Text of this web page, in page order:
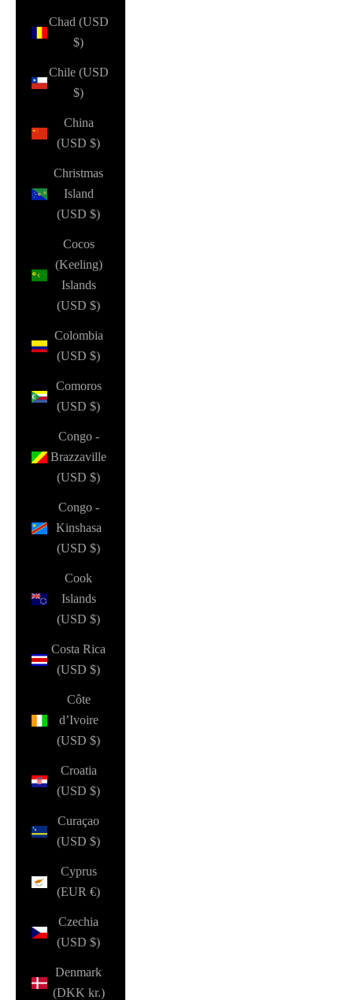
Chad (USD
$)
Chile (USD
$)
China
(USD $)
Christmas
Island
(USD $)
Cocos
(Keeling)
Islands
(USD $)
Colombia
(USD $)
Comoros
(USD $)
Congo -
Brazzaville
(USD $)
Congo -
Kinshasa
(USD $)
Cook
Islands
(USD $)
Costa Rica
(USD $)
Côte
d’Ivoire
(USD $)
Croatia
(USD $)
Curaçao
(USD $)
Cyprus
(EUR €)
Czechia
(USD $)
Denmark
(DKK kr.)